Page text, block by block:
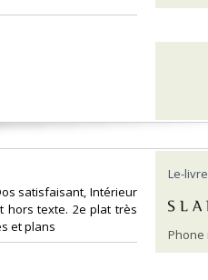
satisfaisant, Intérieur
hors texte. 2e plat très
et plans‎
Le-
Phone